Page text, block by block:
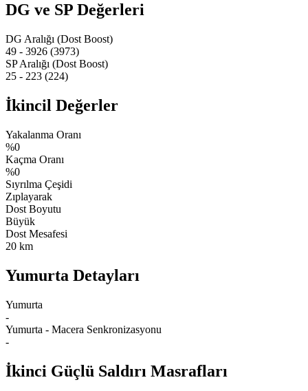
DG ve SP Değerleri
DG Aralığı (Dost Boost)
49 - 3926 (3973)
SP Aralığı (Dost Boost)
25 - 223 (224)
İkincil Değerler
Yakalanma Oranı
%0
Kaçma Oranı
%0
Sıyrılma Çeşidi
Zıplayarak
Dost Boyutu
Büyük
Dost Mesafesi
20 km
Yumurta Detayları
Yumurta
-
Yumurta - Macera Senkronizasyonu
-
İkinci Güçlü Saldırı Masrafları